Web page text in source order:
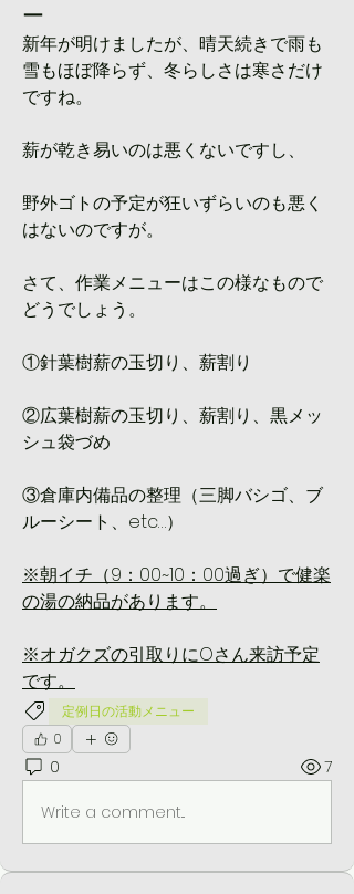
ー
新年が明けましたが、晴天続きで雨も
雪もほぼ降らず、冬らしさは寒さだけ
ですね。
薪が乾き易いのは悪くないですし、
野外ゴトの予定が狂いずらいのも悪く
はないのですが。
さて、作業メニューはこの様なもので
どうでしょう。
①針葉樹薪の玉切り、薪割り
②広葉樹薪の玉切り、薪割り、黒メッ
シュ袋づめ
③倉庫内備品の整理（三脚バシゴ、ブ
ルーシート、etc…）
※朝イチ（9：00~10：00過ぎ）で健楽
の湯の納品があります。
※オガクズの引取りにOさん来訪予定
です。
定例日の活動メニュー
0
0 7
Write a comment...